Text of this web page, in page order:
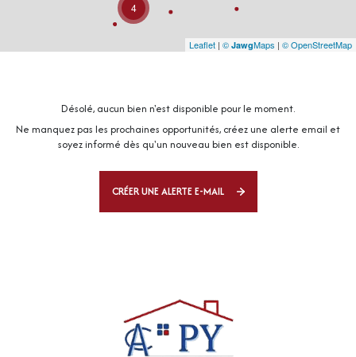
4
Leaflet | © JawgMaps | © OpenStreetMap
Désolé, aucun bien n'est disponible pour le moment.
Ne manquez pas les prochaines opportunités, créez une alerte email et
soyez informé dès qu'un nouveau bien est disponible.
CRÉER UNE ALERTE E-MAIL